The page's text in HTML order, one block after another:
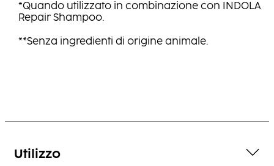
*Quando utilizzato in combinazione con INDOLA
Repair Shampoo.
**Senza ingredienti di origine animale.
Utilizzo